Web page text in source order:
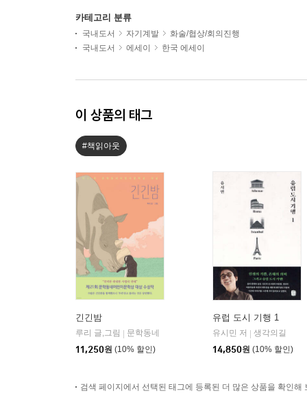
카테고리 분류
국내도서 자기계발
화술/협상/회의진행
국내도서
에세이 한국 에세이
이 상품의 태그
#책읽아웃
긴긴밤
루리 글,그림
문학동네
11,250원 (10% 할인)
유럽 도시 기행 1
유시민 저
생각의길
14,850원 (10% 할인)
검색 페이지에서 선택된 태그에 등록된 더 많은 상품을 확인해